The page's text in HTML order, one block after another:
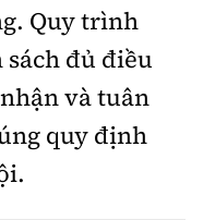
Quy trình
đủ điều
và tuân
quy định